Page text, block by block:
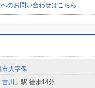
のお問い合わせはこちら
市大字保
吉川 」駅 徒歩14分